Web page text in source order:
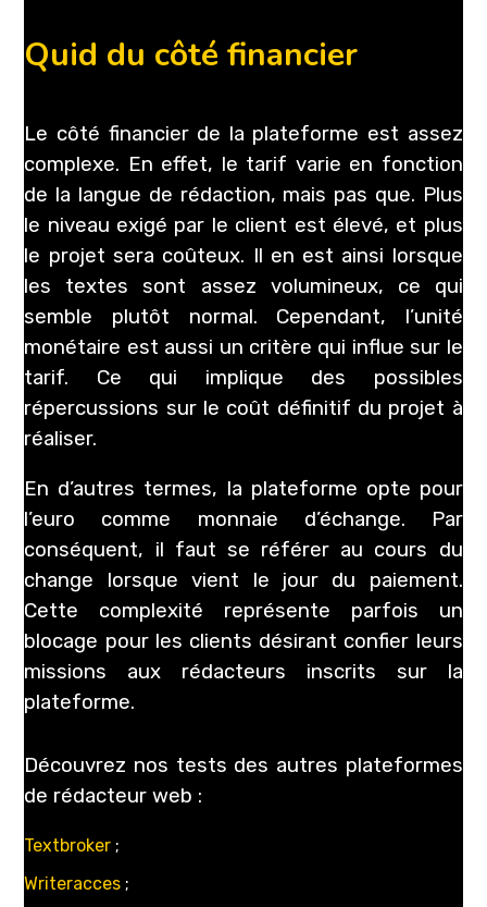
Quid du côté financier
Le côté financier de la plateforme est assez
complexe. En effet, le tarif varie en fonction
de la langue de rédaction, mais pas que. Plus
le niveau exigé par le client est élevé, et plus
le projet sera coûteux. Il en est ainsi lorsque
les textes sont assez volumineux, ce qui
semble plutôt normal. Cependant, l’unité
monétaire est aussi un critère qui influe sur le
tarif. Ce qui implique des possibles
répercussions sur le coût définitif du projet à
réaliser.
En d’autres termes, la plateforme opte pour
l’euro comme monnaie d’échange. Par
conséquent, il faut se référer au cours du
change lorsque vient le jour du paiement.
Cette complexité représente parfois un
blocage pour les clients désirant confier leurs
missions aux rédacteurs inscrits sur la
plateforme.
Découvrez nos tests des autres plateformes
de rédacteur web :
Textbroker ;
Writeracces ;